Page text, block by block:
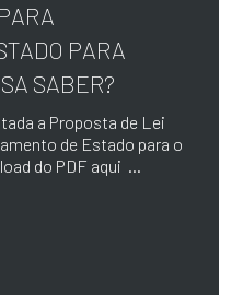
PARA
SABER?
a Proposta de Lei
de Estado para o
do PDF aqui ...